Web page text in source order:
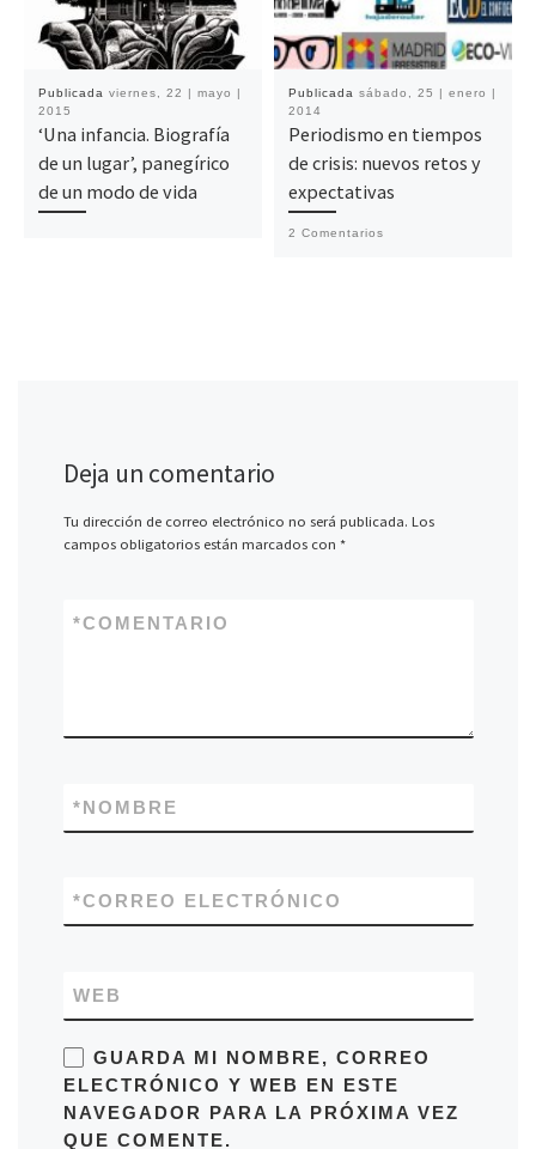
Publicada viernes, 22 | mayo |
2015
‘Una infancia. Biografía
de un lugar’, panegírico
de un modo de vida
Publicada sábado, 25 | enero |
2014
Periodismo en tiempos
de crisis: nuevos retos y
expectativas
2 Comentarios
Deja un comentario
Tu dirección de correo electrónico no será publicada. Los
campos obligatorios están marcados con *
COMENTARIO
*
NOMBRE
*
CORREO ELECTRÓNICO
*
WEB
GUARDA MI NOMBRE, CORREO
ELECTRÓNICO Y WEB EN ESTE
NAVEGADOR PARA LA PRÓXIMA VEZ
QUE COMENTE.